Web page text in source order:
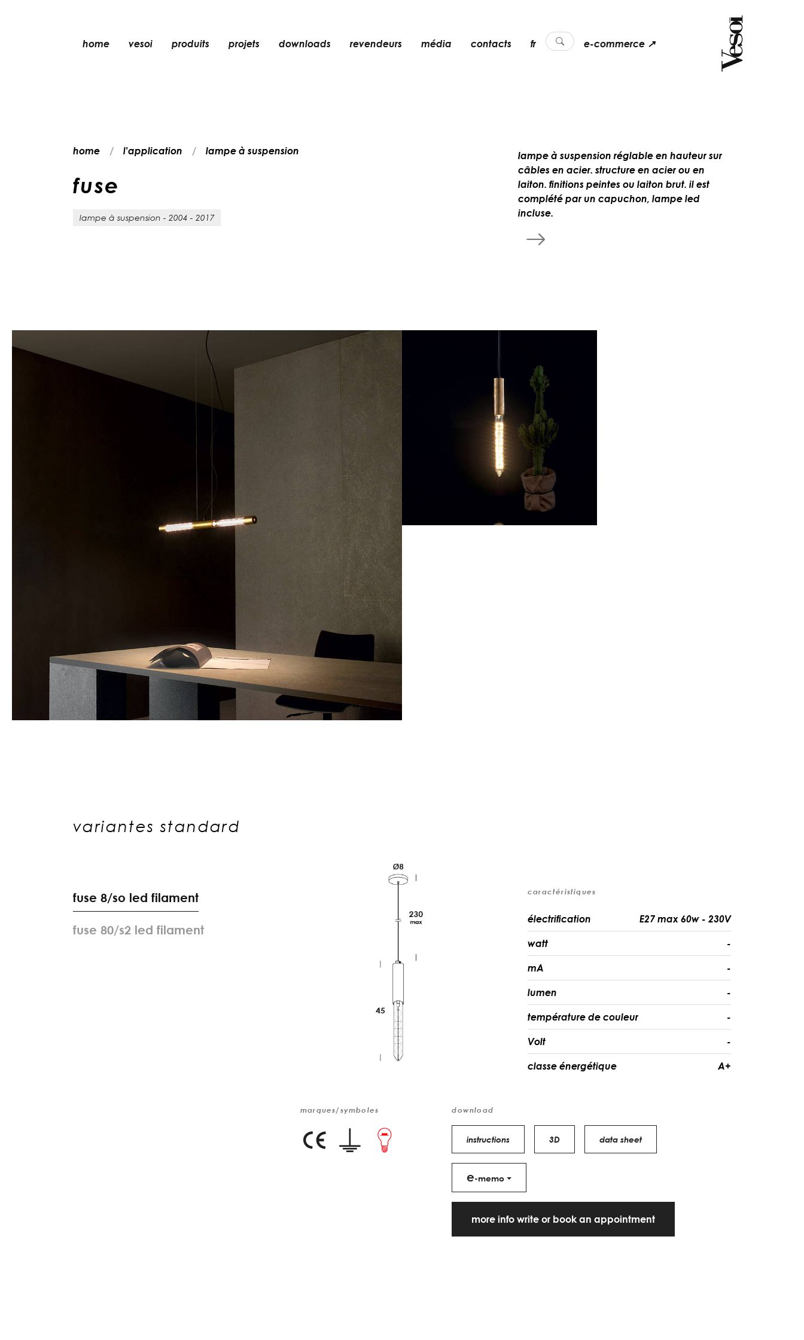
home vesoi produits
lampe de sol
projets downloads revendeurs média contacts fr e-commerce ↗
home l'application lampe à suspension
fuse
lampe à suspension - 2004 - 2017
lampe à suspension réglable en hauteur sur
câbles en acier. structure en acier ou en
laiton. finitions peintes ou laiton brut. il est
complété par un capuchon, lampe led
incluse.
variantes standard
fuse 8/so led filament
fuse 80/s2 led filament
caractéristiques
électrification E27 max 60w - 230V
watt -
mA -
lumen -
température de couleur -
Volt -
classe énergétique A+
marques/symboles download
instructions 3D data sheet
e-memo
more info write or book an appointment